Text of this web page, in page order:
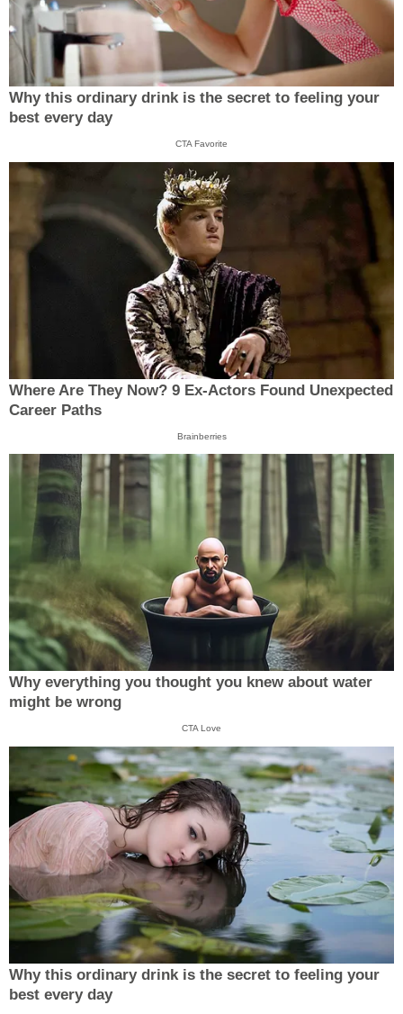
Why this ordinary drink is the secret to feeling your
best every day
CTA Favorite
Where Are They Now? 9 Ex-Actors Found Unexpected
Career Paths
Brainberries
Why everything you thought you knew about water
might be wrong
CTA Love
Why this ordinary drink is the secret to feeling your
best every day